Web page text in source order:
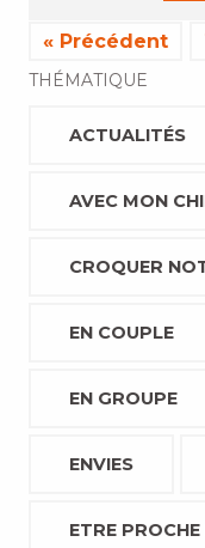
« Précédent
THÉMATIQUE
ACTUALITÉS
AVEC MON
CROQUER
EN COUPLE
EN GROUPE
ENVIES
ETRE